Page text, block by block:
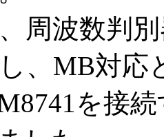
周波数判
、MB対応
を接